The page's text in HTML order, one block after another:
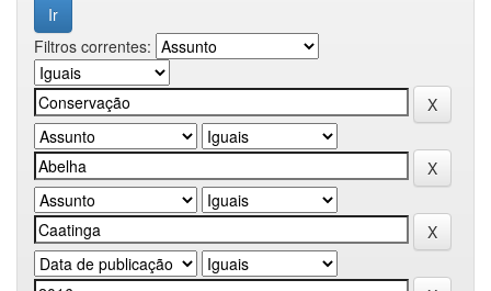
Filtros correntes: